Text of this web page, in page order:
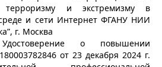
терроризму и экстремизму в
и сети Интернет ФГАНУ НИИ
г. Москва
о повышении
от 23 декабря 2024 г.